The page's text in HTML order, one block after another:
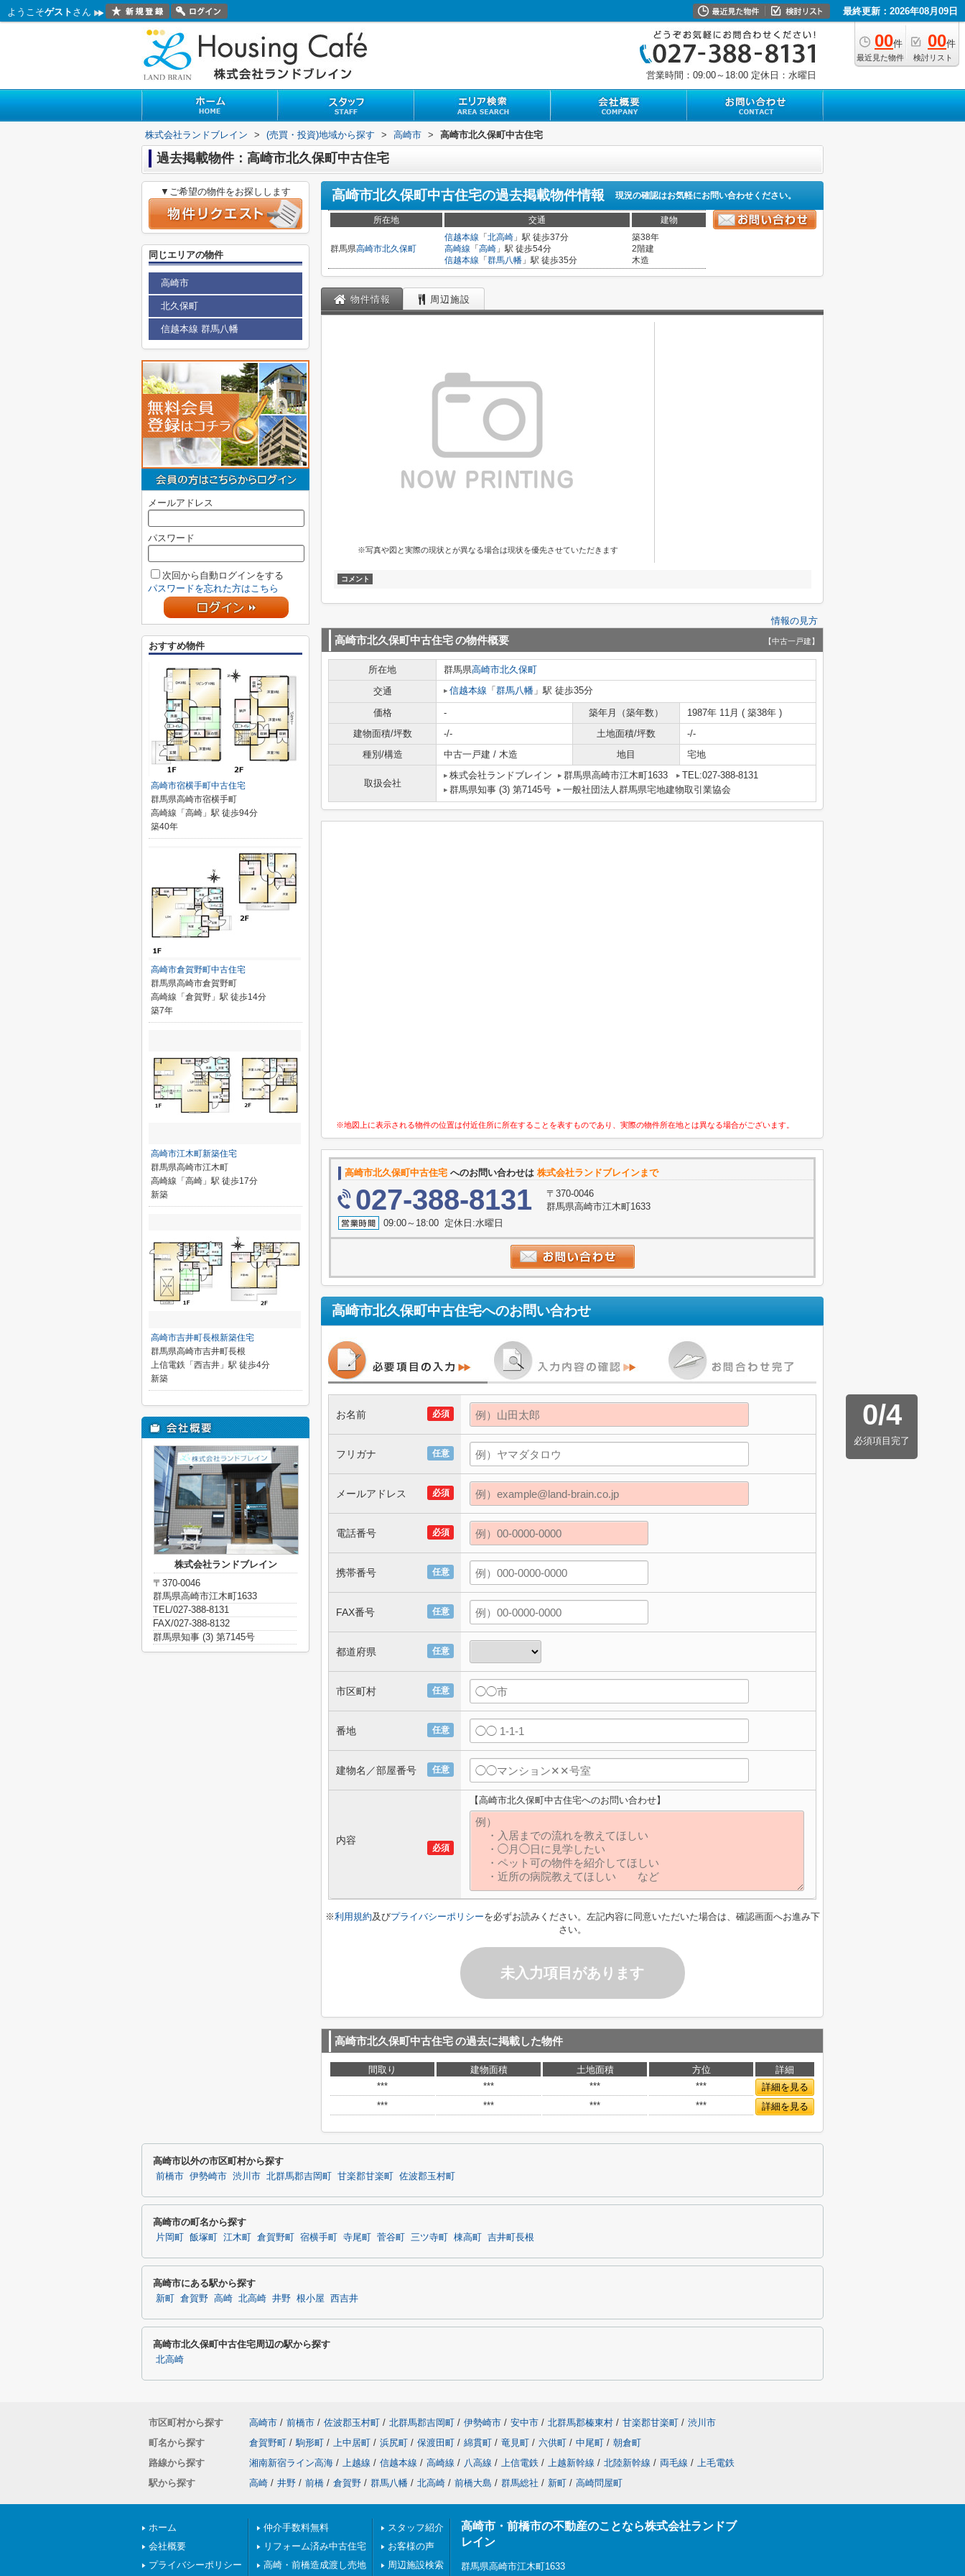
ようこそゲスト さん 最終更新：2026年08月09日
00件
最近見た物件
00件
検討リスト
営業時間：09:00～18:00 定休日：水曜日
株式会社ランドブレイン > (売買・投資)地域から探す > 高崎市 > 高崎市北久保町中古住宅
過去掲載物件：高崎市北久保町中古住宅
高崎市北久保町中古住宅の過去掲載物件情報 現況の確認はお気軽にお問い合わせください。
所在地 交通 建物
群馬県高崎市北久保町
信越本線 「 北高崎 」駅 徒歩37分
高崎線 「 高崎 」駅 徒歩54分
信越本線 「 群馬八幡 」駅 徒歩35分
築38年
2階建
木造
物件情報 周辺施設
※写真や図と実際の現状とが異なる場合は現状を優先させていただきます
コメント
情報の見方
高崎市北久保町中古住宅の物件概要 【中古一戸建】
所在地 群馬県高崎市北久保町
交通
信越本線 「 群馬八幡 」駅 徒歩35分
価格 - 築年月（築年数）
1987年 11月 ( 築38年 )
建物面積/坪数
-/- 土地面積/坪数
-/-
種別/構造
中古一戸建 / 木造 地目 宅地
取扱会社
株式会社ランドブレイン 群馬県高崎市江木町1633
TEL:027-388-8131
群馬県知事 (3) 第7145号
一般社団法人群馬県宅地建物取引業協会
※地図上に表示される物件の位置は付近住所に所在することを表すものであり、実際の物件所在地とは異なる場合がございます。
高崎市北久保町中古住宅 へのお問い合わせは 株式会社ランドブレインまで
027-388-8131
〒370-0046
群馬県高崎市江木町1633
09:00～18:00 定休日:水曜日
高崎市北久保町中古住宅へのお問い合わせ
0/4
必須項目完了
必須
お名前
任意
フリガナ
必須
メールアドレス
必須
電話番号
任意
携帯番号
任意
FAX番号
任意
都道府県
任意
市区町村
任意
番地
任意
建物名／部屋番号
必須
内容
【高崎市北久保町中古住宅へのお問い合わせ】
※利用規約及びプライバシーポリシーを必ずお読みください。左記内容に同意いただいた場合は、確認画面へお進み下
さい。
未入力項目があります
高崎市北久保町中古住宅の過去に掲載した物件
間取り 建物面積 土地面積 方位
詳細
***
*** *** ***
詳細を見る
***
*** *** *** 詳細を見る
▼ご希望の物件をお探しします
同じエリアの物件
高崎市
北久保町
信越本線 群馬八幡
メールアドレス
パスワード
次回から自動ログインをする
パスワードを忘れた方はこちら
おすすめ物件
高崎市宿横手町中古住宅
群馬県高崎市宿横手町
高崎線「高崎」駅 徒歩94分
築40年
高崎市倉賀野町中古住宅
群馬県高崎市倉賀野町
高崎線「倉賀野」駅 徒歩14分
築7年
高崎市江木町新築住宅
群馬県高崎市江木町
高崎線「高崎」駅 徒歩17分
新築
高崎市吉井町長根新築住宅
群馬県高崎市吉井町長根
上信電鉄「西吉井」駅 徒歩4分
新築
株式会社ランドブレイン
〒370-0046
群馬県高崎市江木町1633
TEL/027-388-8131
FAX/027-388-8132
群馬県知事 (3) 第7145号
高崎市以外の市区町村から探す
前橋市 伊勢崎市 渋川市 北群馬郡吉岡町 甘楽郡甘楽町 佐波郡玉村町
高崎市の町名から探す
片岡町 飯塚町 江木町 倉賀野町 宿横手町 寺尾町 菅谷町 三ツ寺町 棟高町 吉井町長根
高崎市にある駅から探す
新町 倉賀野 高崎 北高崎 井野 根小屋 西吉井
高崎市北久保町中古住宅周辺の駅から探す
北高崎
市区町村から探す 高崎市 / 前橋市 / 佐波郡玉村町 / 北群馬郡吉岡町 / 伊勢崎市 / 安中市 / 北群馬郡榛東村 / 甘楽郡甘楽町 / 渋川市
町名から探す
倉賀野町 / 駒形町 / 上中居町 / 浜尻町 / 保渡田町 / 綿貫町 / 竜見町 / 六供町 / 中尾町 / 朝倉町
路線から探す
湘南新宿ライン高海 / 上越線 / 信越本線 / 高崎線 / 八高線 / 上信電鉄 / 上越新幹線 / 北陸新幹線 / 両毛線 / 上毛電鉄
駅から探す
高崎 / 井野 / 前橋 / 倉賀野 / 群馬八幡 / 北高崎 / 前橋大島 / 群馬総社 / 新町 / 高崎問屋町
ホーム
会社概要
プライバシーポリシー
仲介手数料無料
リフォーム済み中古住宅
高崎・前橋造成渡し売地
スタッフ紹介
お客様の声
周辺施設検索
高崎市・前橋市の不動産のことなら株式会社ランドブ
レイン
群馬県高崎市江木町1633